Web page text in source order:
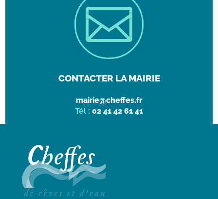

CONTACTER LA MAIRIE
mairie@cheffes.fr
Tél : 02 41 42 61 41